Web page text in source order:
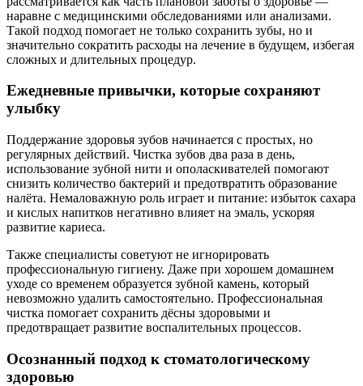
наравне с медицинскими обследованиями или анализами.
Такой подход помогает не только сохранить зубы, но и
значительно сократить расходы на лечение в будущем, избегая
сложных и длительных процедур.
Ежедневные привычки, которые сохраняют
улыбку
Поддержание здоровья зубов начинается с простых, но
регулярных действий. Чистка зубов два раза в день,
использование зубной нити и ополаскивателей помогают
снизить количество бактерий и предотвратить образование
налёта. Немаловажную роль играет и питание: избыток сахара
и кислых напитков негативно влияет на эмаль, ускоряя
развитие кариеса.
Также специалисты советуют не игнорировать
профессиональную гигиену. Даже при хорошем домашнем
уходе со временем образуется зубной камень, который
невозможно удалить самостоятельно. Профессиональная
чистка помогает сохранить дёсны здоровыми и
предотвращает развитие воспалительных процессов.
Осознанный подход к стоматологическому
здоровью